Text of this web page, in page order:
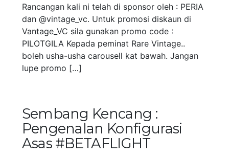
Rancangan kali ni telah di sponsor oleh : PERIA
dan @vintage_vc. Untuk promosi diskaun di
Vantage_VC sila gunakan promo code :
PILOTGILA Kepada peminat Rare Vintage..
boleh usha-usha carousell kat bawah. Jangan
lupe promo […]
Sembang Kencang :
Pengenalan Konfigurasi
Asas #BETAFLIGHT